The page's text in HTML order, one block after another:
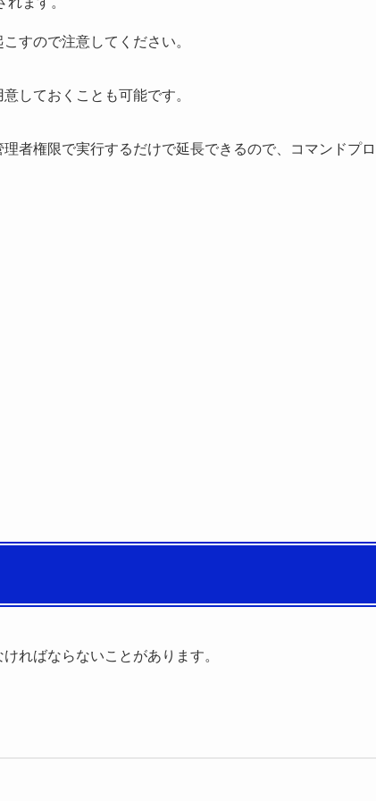
すので注意してください。
しておくことも可能です。
者権限で実行するだけで延長できるので、コマンドプ
ればならないことがあります。